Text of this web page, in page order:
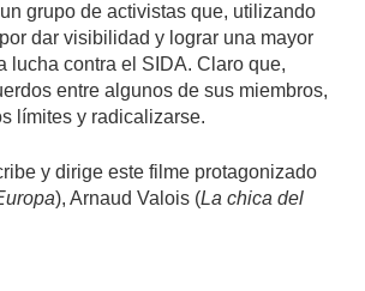
grupo de activistas que, utilizando
dar visibilidad y lograr una mayor
lucha contra el SIDA. Claro que,
entre algunos de sus miembros,
límites y radicalizarse.
y dirige este filme protagonizado
), Arnaud Valois (La chica del